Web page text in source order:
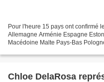
Pour l'heure 15 pays ont confirmé
Allemagne Arménie Espagne
Macédoine Malte Pays-Bas
Chloe DelaRosa